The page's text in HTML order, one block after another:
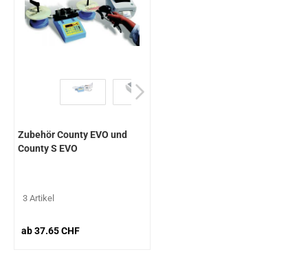
Zubehör County EVO und
County S EVO
3 Artikel
ab 37.65 CHF